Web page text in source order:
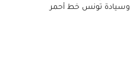
تونس خط أحمر